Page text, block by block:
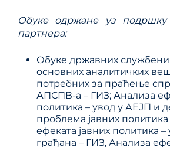
Обуке одржане уз подршку
партнера:
Обуке државних
основних аналитичких
потребних за праћење
АПСПВ-а – ГИЗ; Анализа
политика – увод у АЕЈП и
проблема јавних
ефеката јавних политика
грађана – ГИЗ, Анализа